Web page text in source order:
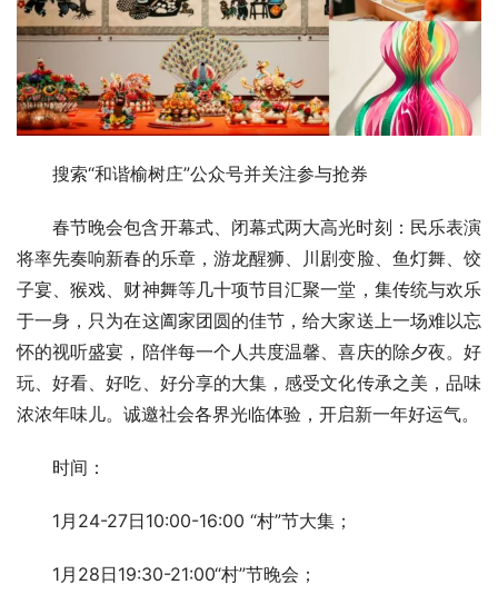
搜索“和谐榆树庄”公众号并关注参与抢券
春节晚会包含开幕式、闭幕式两大高光时刻：民乐表演
将率先奏响新春的乐章，游龙醒狮、川剧变脸、鱼灯舞、饺
子宴、猴戏、财神舞等几十项节目汇聚一堂，集传统与欢乐
于一身，只为在这阖家团圆的佳节，给大家送上一场难以忘
怀的视听盛宴，陪伴每一个人共度温馨、喜庆的除夕夜。好
玩、好看、好吃、好分享的大集，感受文化传承之美，品味
浓浓年味儿。诚邀社会各界光临体验，开启新一年好运气。
时间：
1月24-27日10:00-16:00 “村”节大集；
1月28日19:30-21:00“村”节晚会；